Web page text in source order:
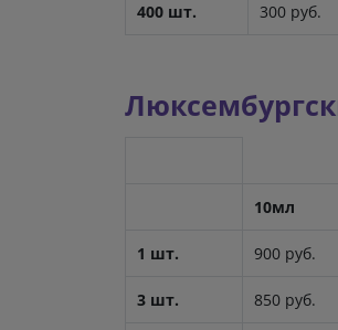
400 шт. 300 руб.
10мл
1 шт. 900 руб.
3 шт. 850 руб.